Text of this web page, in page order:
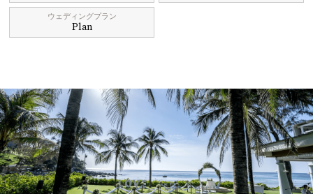
ウェディングプラン
Plan